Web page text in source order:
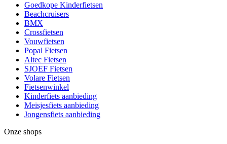
Goedkope Kinderfietsen
Beachcruisers
BMX
Crossfietsen
Vouwfietsen
Popal Fietsen
Altec Fietsen
SJOEF Fietsen
Volare Fietsen
Fietsenwinkel
Kinderfiets aanbieding
Meisjesfiets aanbieding
Jongensfiets aanbieding
Onze shops